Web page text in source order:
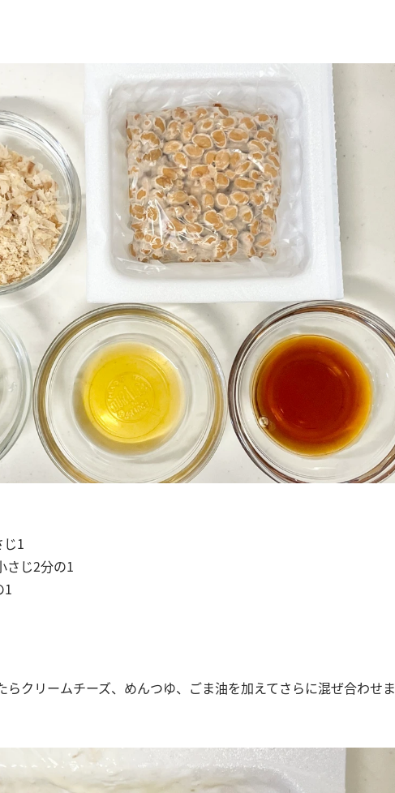
1
じ2分の1
1
らクリームチーズ、めんつゆ、ごま油を加えてさらに混ぜ合わせま